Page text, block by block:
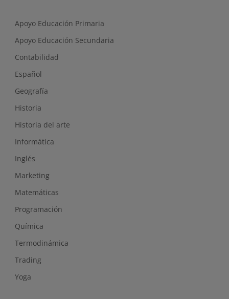
Apoyo Educación Primaria
Apoyo Educación Secundaria
Contabilidad
Español
Geografía
Historia
Historia del arte
Informática
Inglés
Marketing
Matemáticas
Programación
Química
Termodinámica
Trading
Yoga